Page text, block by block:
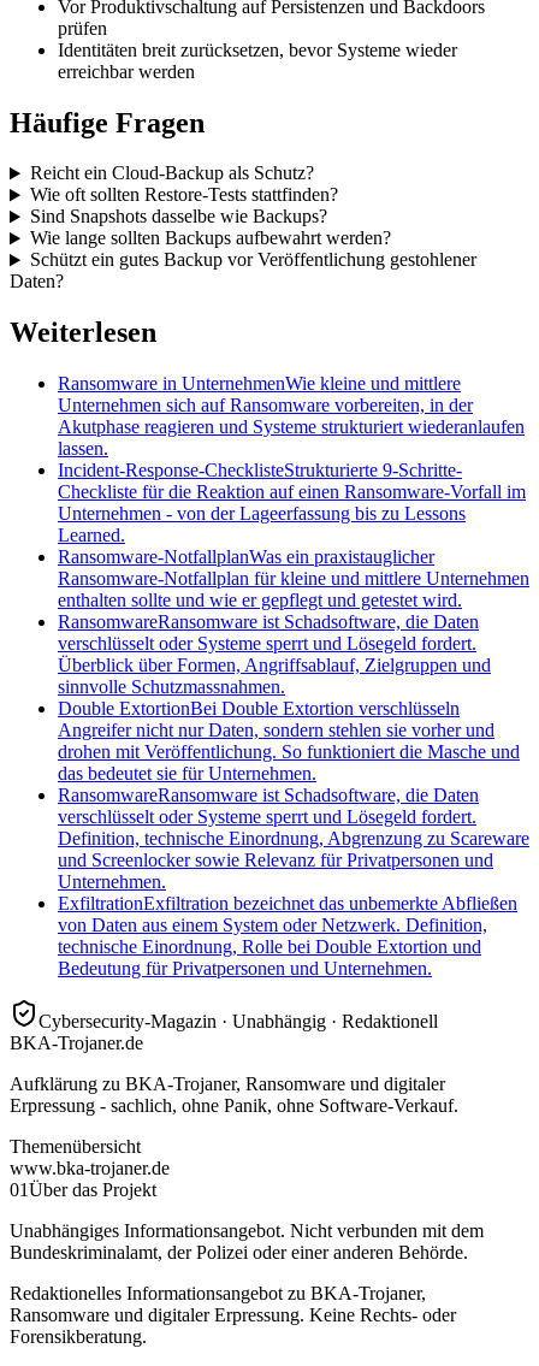
Vor Produktivschaltung auf Persistenzen und Backdoors
prüfen
Identitäten breit zurücksetzen, bevor Systeme wieder
erreichbar werden
Häufige Fragen
Reicht ein Cloud-Backup als Schutz?
Wie oft sollten Restore-Tests stattfinden?
Sind Snapshots dasselbe wie Backups?
Wie lange sollten Backups aufbewahrt werden?
Schützt ein gutes Backup vor Veröffentlichung gestohlener
Daten?
Weiterlesen
Ransomware in UnternehmenWie kleine und mittlere
Unternehmen sich auf Ransomware vorbereiten, in der
Akutphase reagieren und Systeme strukturiert wiederanlaufen
lassen.
Incident-Response-ChecklisteStrukturierte 9-Schritte-
Checkliste für die Reaktion auf einen Ransomware-Vorfall im
Unternehmen - von der Lageerfassung bis zu Lessons
Learned.
Ransomware-NotfallplanWas ein praxistauglicher
Ransomware-Notfallplan für kleine und mittlere Unternehmen
enthalten sollte und wie er gepflegt und getestet wird.
RansomwareRansomware ist Schadsoftware, die Daten
verschlüsselt oder Systeme sperrt und Lösegeld fordert.
Überblick über Formen, Angriffsablauf, Zielgruppen und
sinnvolle Schutzmassnahmen.
Double ExtortionBei Double Extortion verschlüsseln
Angreifer nicht nur Daten, sondern stehlen sie vorher und
drohen mit Veröffentlichung. So funktioniert die Masche und
das bedeutet sie für Unternehmen.
RansomwareRansomware ist Schadsoftware, die Daten
verschlüsselt oder Systeme sperrt und Lösegeld fordert.
Definition, technische Einordnung, Abgrenzung zu Scareware
und Screenlocker sowie Relevanz für Privatpersonen und
Unternehmen.
ExfiltrationExfiltration bezeichnet das unbemerkte Abfließen
von Daten aus einem System oder Netzwerk. Definition,
technische Einordnung, Rolle bei Double Extortion und
Bedeutung für Privatpersonen und Unternehmen.
Cybersecurity-Magazin · Unabhängig · Redaktionell
BKA-Trojaner.de
Aufklärung zu BKA-Trojaner, Ransomware und digitaler
Erpressung - sachlich, ohne Panik, ohne Software-Verkauf.
Themenübersicht
www.bka-trojaner.de
01Über das Projekt
Unabhängiges Informationsangebot. Nicht verbunden mit dem
Bundeskriminalamt, der Polizei oder einer anderen Behörde.
Redaktionelles Informationsangebot zu BKA-Trojaner,
Ransomware und digitaler Erpressung. Keine Rechts- oder
Forensikberatung.